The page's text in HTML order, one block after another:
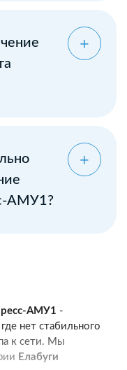
АМУ1?
АМУ1 -
нет стабильного
к сети. Мы
Елабуги